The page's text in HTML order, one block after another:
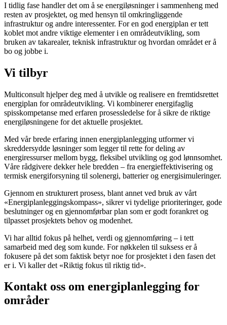
I tidlig fase handler det om å se energiløsninger i sammenheng med
resten av prosjektet, og med hensyn til omkringliggende
infrastruktur og andre interessenter. For en god energiplan er tett
koblet mot andre viktige elementer i en områdeutvikling, som
bruken av takarealer, teknisk infrastrukturog hvordan området er å
bo og jobbe i.
Vi tilbyr
Multiconsult hjelper deg med å utvikle og realisere en fremtidsrettet
energiplan for områdeutvikling. Vi kombinerer energifaglig
spisskompetanse med erfaren prosessledelse for å sikre de riktige
energiløsningene for det aktuelle prosjektet.
Med vår brede erfaring innen energiplanlegging utformer vi
skreddersydde løsninger som legger til rette for deling av
energiressurser mellom bygg, fleksibel utvikling og god lønnsomhet.
Våre rådgivere dekker hele bredden – fra energieffektivisering og
termisk energiforsyning til solenergi, batterierog energisimuleringer.
Gjennom en strukturert prosess, blant annet ved bruk av vårt
«Energiplanleggingskompass», sikrer vi tydelige prioriteringer, gode
beslutninger og en gjennomførbar plan som er godt forankret og
tilpasset prosjektets behov og modenhet.
Vi har alltid fokus på helhet, verdi og gjennomføring – i tett
samarbeid med deg som kunde. For nøkkelen til suksess er å
fokusere på det som faktisk betyr noe for prosjektet i den fasen det
er i. Vi kaller det «Riktig fokus til riktig tid».
Kontakt oss om energiplanlegging for
områder